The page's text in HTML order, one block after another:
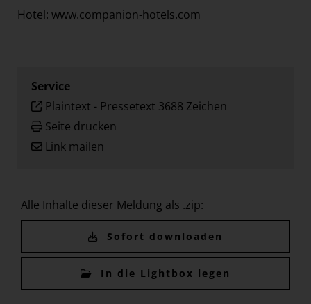
Hotel: www.companion-hotels.com
Service
Plaintext - Pressetext 3688 Zeichen
Seite drucken
Link mailen
Alle Inhalte dieser Meldung als .zip:
Sofort downloaden
In die Lightbox legen